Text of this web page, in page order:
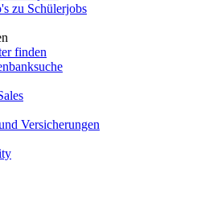
zu Schülerjobs
finden
Versicherungen